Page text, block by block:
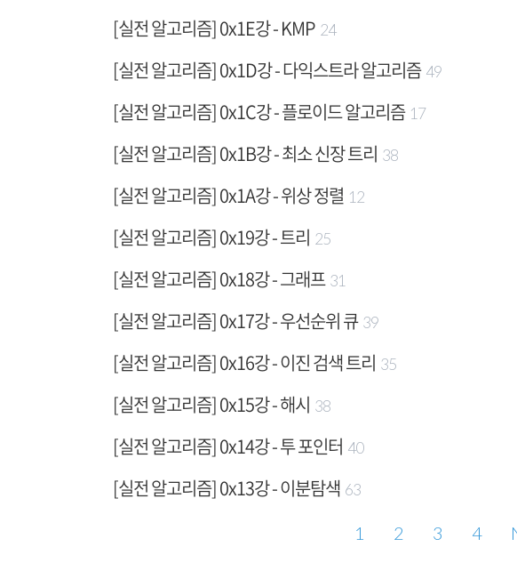
[실전 알고리즘] 0x1E강 - KMP 24
[실전 알고리즘] 0x1D강 - 다익스트라 알고리즘 49
[실전 알고리즘] 0x1C강 - 플로이드 알고리즘 17
[실전 알고리즘] 0x1B강 - 최소 신장 트리 38
[실전 알고리즘] 0x1A강 - 위상 정렬 12
[실전 알고리즘] 0x19강 - 트리 25
[실전 알고리즘] 0x18강 - 그래프 31
[실전 알고리즘] 0x17강 - 우선순위 큐 39
[실전 알고리즘] 0x16강 - 이진 검색 트리 35
[실전 알고리즘] 0x15강 - 해시 38
[실전 알고리즘] 0x14강 - 투 포인터 40
[실전 알고리즘] 0x13강 - 이분탐색 63
1 2 3 4